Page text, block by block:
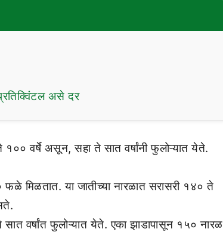
असे दर
वर्षे असून, सहा ते सात वर्षांनी फुलोऱ्यात येते.
फळे मिळतात. या जातीच्या नारळात सरासरी १४० ते
वर्षांत फुलोऱ्यात येते. एका झाडापासून १५० नारळ